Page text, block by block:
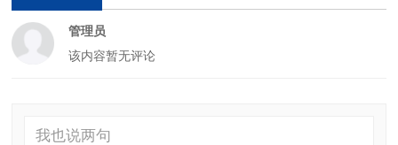
管理员
该内容暂无评论